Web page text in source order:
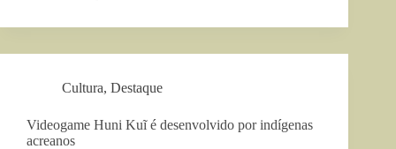
Cultura, Destaque
Videogame Huni Kuĩ é desenvolvido por indígenas
acreanos